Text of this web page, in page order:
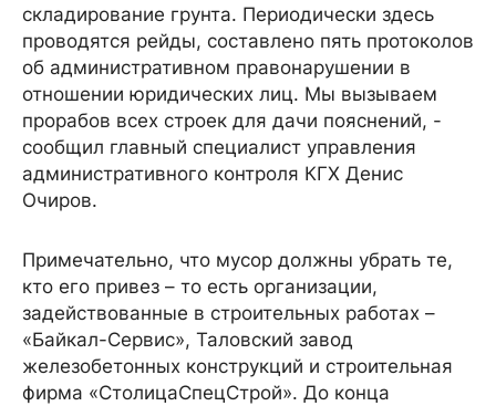
складирование грунта. Периодически здесь
проводятся рейды, составлено пять протоколов
об административном правонарушении в
отношении юридических лиц. Мы вызываем
прорабов всех строек для дачи пояснений, -
сообщил главный специалист управления
административного контроля КГХ Денис
Очиров.
Примечательно, что мусор должны убрать те,
кто его привез – то есть организации,
задействованные в строительных работах –
«Байкал-Сервис», Таловский завод
железобетонных конструкций и строительная
фирма «СтолицаСпецСтрой». До конца